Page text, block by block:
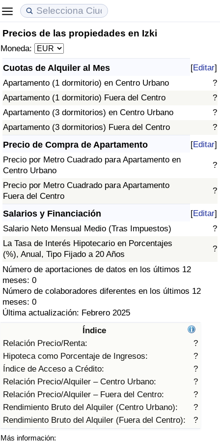
Precios de las propiedades en Izki
Moneda:
Cuotas de Alquiler al Mes [Editar]
Apartamento (1 dormitorio) en Centro Urbano
?
Apartamento (1 dormitorio) Fuera del Centro
?
Apartamento (3 dormitorios) en Centro Urbano
?
Apartamento (3 dormitorios) Fuera del Centro
?
Precio de Compra de Apartamento [Editar]
Precio por Metro Cuadrado para Apartamento en
Centro Urbano
?
Precio por Metro Cuadrado para Apartamento
Fuera del Centro
?
Salarios y Financiación [Editar]
Salario Neto Mensual Medio (Tras Impuestos)
?
La Tasa de Interés Hipotecario en Porcentajes
(%), Anual, Tipo Fijado a 20 Años
?
Número de aportaciones de datos en los últimos 12
meses: 0
Número de colaboradores diferentes en los últimos 12
meses: 0
Última actualización: Febrero 2025
Índice
Relación Precio/Renta:
?
Hipoteca como Porcentaje de Ingresos:
?
Índice de Acceso a Crédito:
?
Relación Precio/Alquiler – Centro Urbano:
?
Relación Precio/Alquiler – Fuera del Centro:
?
Rendimiento Bruto del Alquiler (Centro Urbano):
?
Rendimiento Bruto del Alquiler (Fuera del Centro):
?
Más información:
Coste de vida
Índice de Costo de Vida (Actual)
Índice de Costo de Vida
Índice de costo de vida por país
Precios de las propiedades
Índice de Precios de Inmuebles (Actual)
Índice de Precios de Inmuebles
Índice de Precios de Inmuebles por País
Calidad de Vida
Índice de Calidad de Vida
Índice de Calidad de Vida (Actual)
Índice de calidad de vida por país
Calificación del Índice de Criminalidad
(Actual)
Índice de Criminalidad
Índice de criminalidad por país
Sanidad
Índice de Sanidad (Actual)
Índice de Sanidad
Índice de Sanidad por País
Índice de contaminación
Índice de Contaminación por País